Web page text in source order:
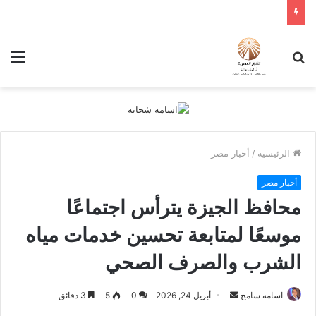
الرئيسية / أخبار مصر
أخبار مصر
محافظ الجيزة يترأس اجتماعًا
موسعًا لمتابعة تحسين خدمات مياه
الشرب والصرف الصحي
اسامه سامح
أرسل أبريل 24, 2026 0
5